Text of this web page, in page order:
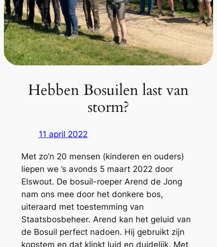
Hebben Bosuilen last van
storm?
11 april 2022
Met zo’n 20 mensen (kinderen en ouders)
liepen we ’s avonds 5 maart 2022 door
Elswout. De bosuil-roeper Arend de Jong
nam ons mee door het donkere bos,
uiteraard met toestemming van
Staatsbosbeheer. Arend kan het geluid van
de Bosuil perfect nadoen. Hij gebruikt zijn
kopstem en dat klinkt luid en duidelijk. Met